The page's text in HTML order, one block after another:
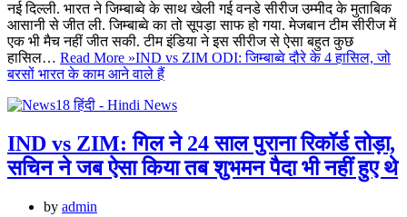
नई दिल्ली. भारत ने जिम्बाब्वे के साथ खेली गई वनडे सीरीज उम्मीद के मुताबिक
आसानी से जीत ली. जिम्बाब्वे का तो सूपड़ा साफ हो गया. मेजबान टीम सीरीज में
एक भी मैच नहीं जीत सकी. टीम इंडिया ने इस सीरीज से ऐसा बहुत कुछ
हासिल… Read More »IND vs ZIM ODI: जिम्बाब्वे दौरे के 4 हासिल, जो
बरसों भारत के काम आने वाले हैं
IND vs ZIM: गिल ने 24 साल पुराना रिकॉर्ड तोड़ा,
सचिन ने जब ऐसा किया तब शुभमन पैदा भी नहीं हुए थे
by admin